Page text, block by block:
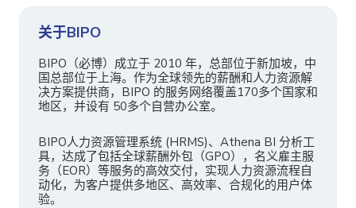
关于BIPO
BIPO（必博）成立于 2010 年，总部位于新加坡，中
国总部位于上海。作为全球领先的薪酬和人力资源解
决方案提供商，BIPO 的服务网络覆盖170多个国家和
地区，并设有 50多个自营办公室。
BIPO人力资源管理系统 (HRMS)、Athena BI 分析工
具，达成了包括全球薪酬外包（GPO），名义雇主服
务（EOR）等服务的高效交付，实现人力资源流程自
动化，为客户提供多地区、高效率、合规化的用户体
验。